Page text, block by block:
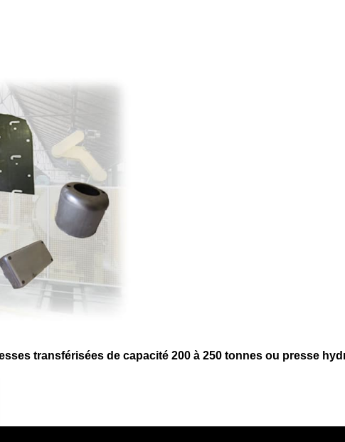
transférisées de capacité 200 à 250 tonnes ou presse